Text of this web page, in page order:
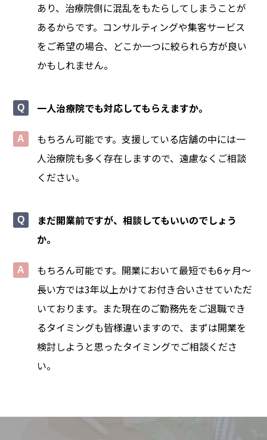
あり、治療院側に混乱をもたらしてしまうことが
あるからです。コンサルティングや集客サービス
をご希望の場合、どこか一つに絞られら方が良い
かもしれません。
一人治療院でも対応してもらえますか。
もちろん可能です。支援している店舗の中には一
人治療院も多く存在しますので、遠慮なくご相談
ください。
まだ開業前ですが、相談してもいいのでしょう
か。
もちろん可能です。開業において最短でも6ヶ月〜
長い方では3年以上かけてお付き合いさせていただ
いております。また現在のご勤務先をご退職でき
るタイミングも皆様違いますので、まずは開業を
検討しようと思ったタイミングでご相談くださ
い。